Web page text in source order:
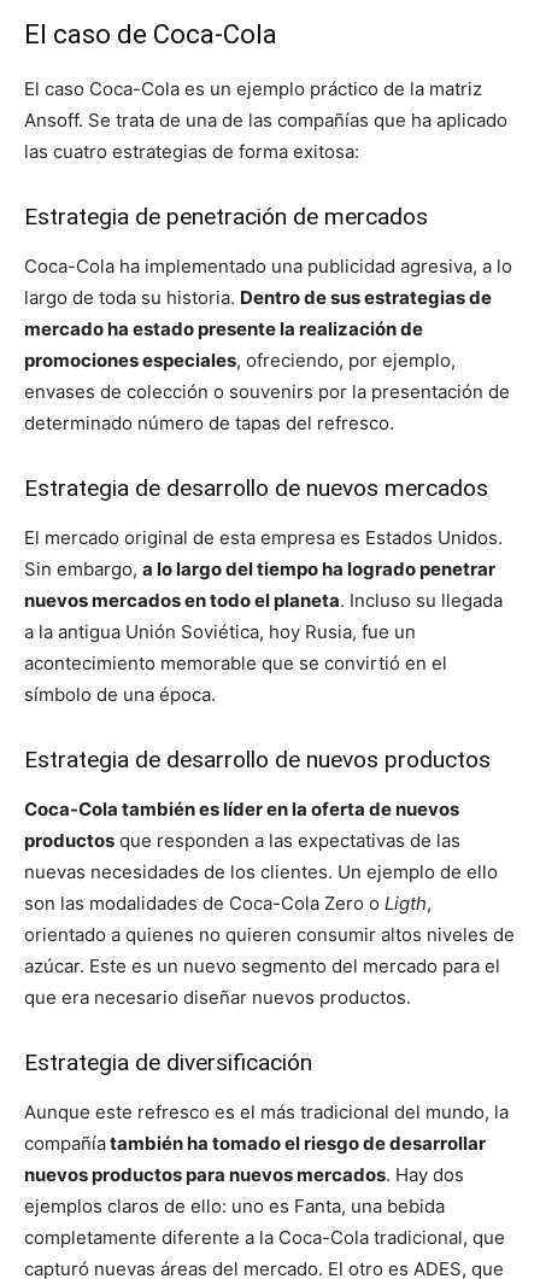
El caso de Coca-Cola
El caso Coca-Cola es un ejemplo práctico de la matriz
Ansoff. Se trata de una de las compañías que ha aplicado
las cuatro estrategias de forma exitosa:
Estrategia de penetración de mercados
Coca-Cola ha implementado una publicidad agresiva, a lo
largo de toda su historia. Dentro de sus estrategias de
mercado ha estado presente la realización de
promociones especiales, ofreciendo, por ejemplo,
envases de colección o souvenirs por la presentación de
determinado número de tapas del refresco.
Estrategia de desarrollo de nuevos mercados
El mercado original de esta empresa es Estados Unidos.
Sin embargo, a lo largo del tiempo ha logrado penetrar
nuevos mercados en todo el planeta. Incluso su llegada
a la antigua Unión Soviética, hoy Rusia, fue un
acontecimiento memorable que se convirtió en el
símbolo de una época.
Estrategia de desarrollo de nuevos productos
Coca-Cola también es líder en la oferta de nuevos
productos que responden a las expectativas de las
nuevas necesidades de los clientes. Un ejemplo de ello
son las modalidades de Coca-Cola Zero o Ligth,
orientado a quienes no quieren consumir altos niveles de
azúcar. Este es un nuevo segmento del mercado para el
que era necesario diseñar nuevos productos.
Estrategia de diversificación
Aunque este refresco es el más tradicional del mundo, la
compañíatambién ha tomado el riesgo de desarrollar
nuevos productos para nuevos mercados. Hay dos
ejemplos claros de ello: uno es Fanta, una bebida
completamente diferente a la Coca-Cola tradicional, que
capturó nuevas áreas del mercado. El otro es ADES, que